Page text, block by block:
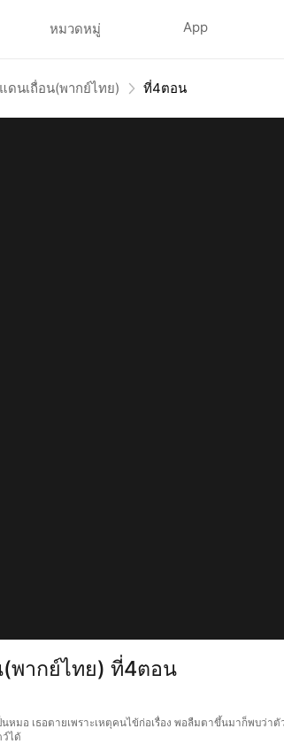
หมวดหมู่ App
ดนเถื่อน(พากย์ไทย) ที่4ตอน
(พากย์ไทย) ที่4ตอน
หมอ เธอตายเพราะเหตุคนไข้ก่อเรื่อง พอลืมตาขึ้นมาก็พบ
ได้